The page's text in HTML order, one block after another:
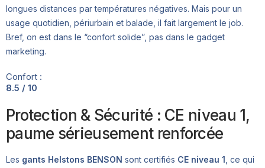
longues distances par températures négatives. Mais pour un
usage quotidien, périurbain et balade, il fait largement le job.
Bref, on est dans le “confort solide”, pas dans le gadget
marketing.
Confort :
8.5 / 10
Protection & Sécurité : CE niveau 1,
paume sérieusement renforcée
Les gants Helstons BENSON sont certifiés CE niveau 1 , ce qui